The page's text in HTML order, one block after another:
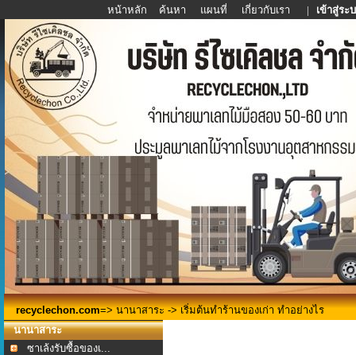
หน้าหลัก ค้นหา แผนที่ เกี่ยวกับเรา | เข้าสู่ระ
recyclechon.com=> นานาสาระ -> เริ่มต้นทำร้านของเก่า ทำอย่างไร
นานาสาระ
ซาเล้งรับซื้อของเ...